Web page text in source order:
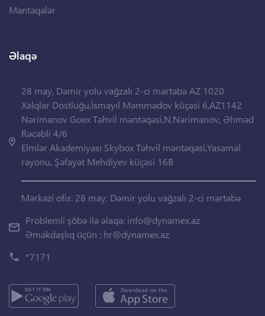
Məntəqələr
Əlaqə
28 may, Dəmir yolu vağzalı 2-ci mərtəbə AZ 1020
Xalqlar Dostluğu,İsmayıl Məmmədov küçəsi 6,AZ1142
Nərimanov Goex Təhvil məntəqəsi,N.Nərimanov, Əhməd
Rəcəbli 4/6
Elmlər Akademiyası Skybox Təhvil məntəqəsi,Yasamal
rayonu, Şəfayət Mehdiyev küçəsi 16B
Mərkəzi ofis: 28 may, Dəmir yolu vağzalı 2-ci mərtəbə
Problemli şöbə ilə əlaqə: info@dynamex.az
Əməkdaşlıq üçün : hr@dynamex.az
*7171